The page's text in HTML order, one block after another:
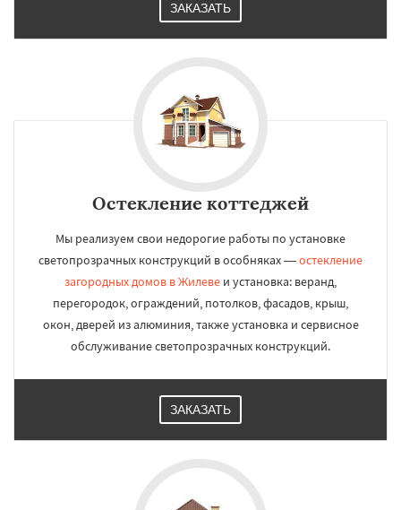
ЗАКАЗАТЬ
Остекление коттеджей
Мы реализуем свои недорогие работы по установке
светопрозрачных конструкций в особняках —остекление
загородных домов в Жилеве и установка: веранд,
перегородок, ограждений, потолков, фасадов, крыш,
окон, дверей из алюминия, также установка и сервисное
обслуживание светопрозрачных конструкций.
ЗАКАЗАТЬ